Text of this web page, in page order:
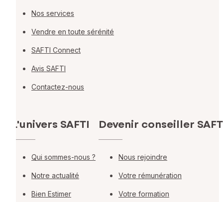
Nos services
Vendre en toute sérénité
SAFTI Connect
Avis SAFTI
Contactez-nous
L'univers SAFTI
Qui sommes-nous ?
Notre actualité
Bien Estimer
Devenir conseiller
Nous rejoindre
Votre rémunération
Votre formation